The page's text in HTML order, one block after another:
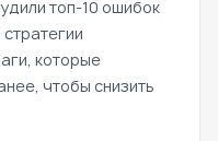
топ-10 ошибок
которые
чтобы снизить